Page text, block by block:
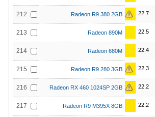
212 Radeon R9 380 2GB 22.7
213 Radeon 890M 22.5
214 Radeon 680M 22.4
215 Radeon R9 280 3GB 22.3
216 Radeon RX 460 1024SP 2GB 22.2
217 Radeon R9 M395X 8GB 22.2